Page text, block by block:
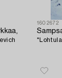
1602672